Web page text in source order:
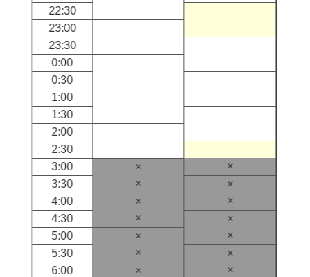
22:30
23:00
23:30
0:00
0:30
1:00
1:30
2:00
2:30
3:00
×
×
3:30
×
×
4:00
×
×
4:30
×
×
5:00
×
×
5:30
×
×
6:00
×
×